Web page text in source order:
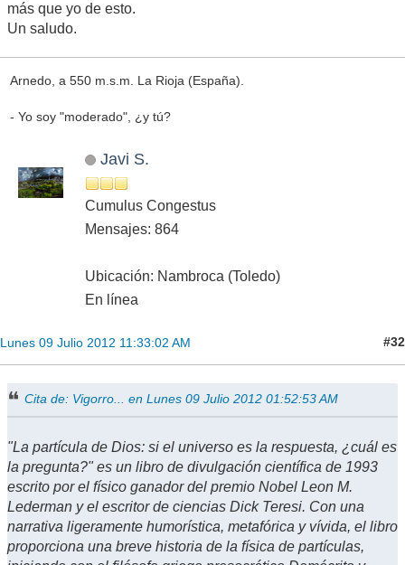
más que yo de esto.
Un saludo.
Arnedo, a 550 m.s.m. La Rioja (España).
- Yo soy "moderado", ¿y tú?
Javi S.
Cumulus Congestus
Mensajes: 864
Ubicación: Nambroca (Toledo)
En línea
Lunes 09 Julio 2012 11:33:02 AM #32
Cita de: Vigorro... en Lunes 09 Julio 2012 01:52:53 AM
"La partícula de Dios: si el universo es la respuesta, ¿cuál es
la pregunta?" es un libro de divulgación científica de 1993
escrito por el físico ganador del premio Nobel Leon M.
Lederman y el escritor de ciencias Dick Teresi. Con una
narrativa ligeramente humorística, metafórica y vívida, el libro
proporciona una breve historia de la física de partículas,